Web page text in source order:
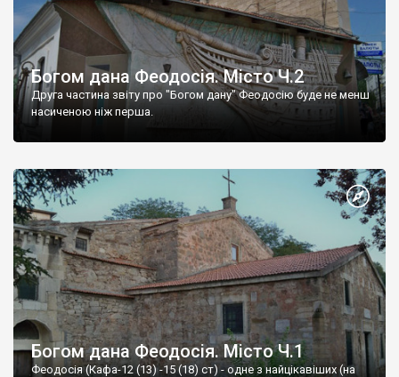
Богом дана Феодосія. Місто Ч.2
Друга частина звіту про "Богом дану" Феодосію буде не менш
насиченою ніж перша.
Богом дана Феодосія. Місто Ч.1
Феодосія (Кафа-12 (13) -15 (18) ст) - одне з найцікавіших (на